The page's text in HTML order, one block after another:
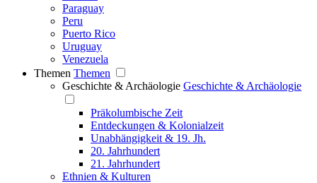
Paraguay
Peru
Puerto Rico
Uruguay
Venezuela
Themen Themen
Geschichte & Archäologie Geschichte & Archäologie
Präkolumbische Zeit
Entdeckungen & Kolonialzeit
Unabhängigkeit & 19. Jh.
20. Jahrhundert
21. Jahrhundert
Ethnien & Kulturen